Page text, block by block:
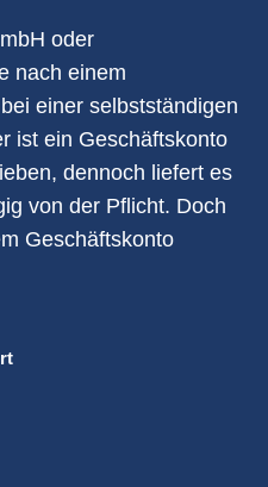
oder
nach einem
einer selbstständigen
ist ein Geschäftskonto
dennoch liefert es
von der Pflicht. Doch
Geschäftskonto